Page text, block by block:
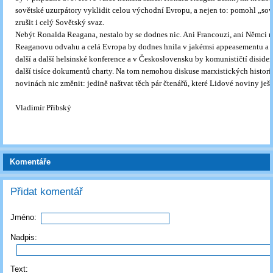
sovětské uzurpátory vyklidit celou východní Evropu, a nejen to: pomohl
zrušit i celý Sovětský svaz.
Nebýt Ronalda Reagana, nestalo by se dodnes nic. Ani Francouzi, ani Němci
Reaganovu odvahu a celá Evropa by dodnes hnila v jakémsi appeasementu a
další a další helsinské konference a v Československu by komunističtí
další tisíce dokumentů charty. Na tom nemohou diskuse marxistických
novinách nic změnit: jedině naštvat těch pár čtenářů, které Lidové noviny
Vladimír Přibský
Komentáře
Přidat komentář
Jméno:
Nadpis:
Text: